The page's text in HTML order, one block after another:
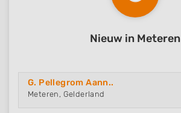
Nieuw in Meteren
G. Pellegrom Aann..
Meteren, Gelderland